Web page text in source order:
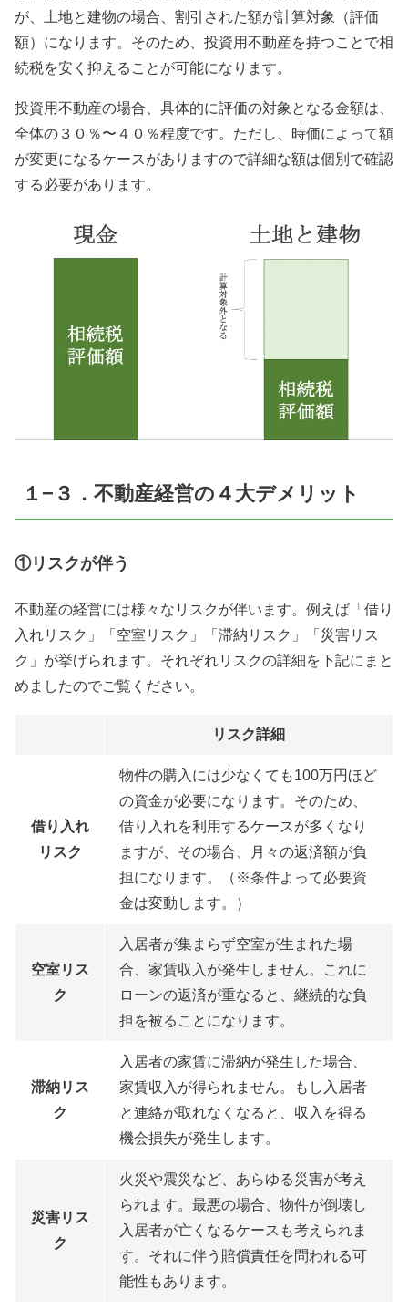
が、土地と建物の場合、割引された額が計算対象（評価
額）になります。そのため、投資用不動産を持つことで相
続税を安く抑えることが可能になります。
投資用不動産の場合、具体的に評価の対象となる金額は、
全体の３０％〜４０％程度です。ただし、時価によって額
が変更になるケースがありますので詳細な額は個別で確認
する必要があります。
１−３．不動産経営の４大デメリット
①リスクが伴う
不動産の経営には様々なリスクが伴います。例えば「借り
入れリスク」「空室リスク」「滞納リスク」「災害リス
ク」が挙げられます。それぞれリスクの詳細を下記にまと
めましたのでご覧ください。
リスク詳細
借り入れ
リスク
物件の購入には少なくても100万円ほど
の資金が必要になります。そのため、
借り入れを利用するケースが多くなり
ますが、その場合、月々の返済額が負
担になります。（※条件よって必要資
金は変動します。）
空室リス
ク
入居者が集まらず空室が生まれた場
合、家賃収入が発生しません。これに
ローンの返済が重なると、継続的な負
担を被ることになります。
滞納リス
ク
入居者の家賃に滞納が発生した場合、
家賃収入が得られません。もし入居者
と連絡が取れなくなると、収入を得る
機会損失が発生します。
災害リス
ク
火災や震災など、あらゆる災害が考え
られます。最悪の場合、物件が倒壊し
入居者が亡くなるケースも考えられま
す。それに伴う賠償責任を問われる可
能性もあります。